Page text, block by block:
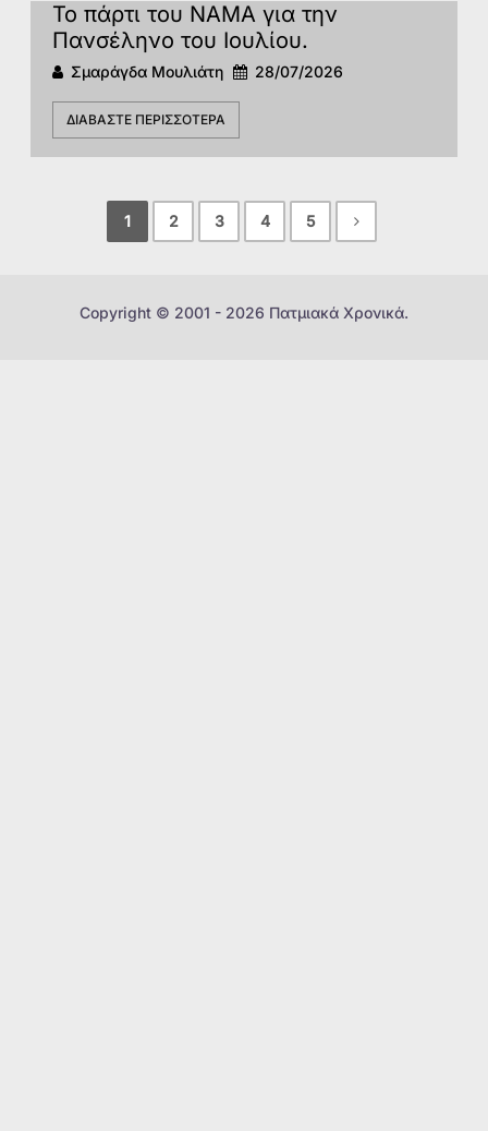
Το πάρτι του ΝΑΜΑ για την
Πανσέληνο του Ιουλίου.
Σμαράγδα Μουλιάτη 28/07/2026
ΔΙΑΒΆΣΤΕ ΠΕΡΙΣΣΌΤΕΡΑ
1 2 3 4 5
Copyright © 2001 - 2026 Πατμιακά Χρονικά.